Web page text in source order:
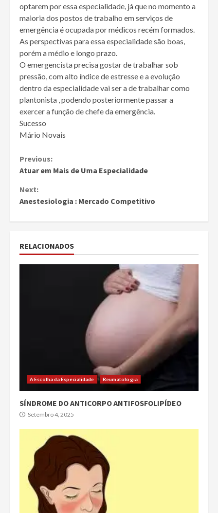
optarem por essa especialidade, já que no momento a
maioria dos postos de trabalho em serviços de
emergência é ocupada por médicos recém formados.
As perspectivas para essa especialidade são boas,
porém a médio e longo prazo.
O emergencista precisa gostar de trabalhar sob
pressão, com alto índice de estresse e a evolução
dentro da especialidade vai ser a de trabalhar como
plantonista , podendo posteriormente passar a
exercer a função de chefe da emergência.
Sucesso
Mário Novais
Continue
Previous:
Atuar em Mais de Uma Especialidade
Next:
Anestesiologia : Mercado Competitivo
RELACIONADOS
A Escolha da Especialidade Reumatologia
SÍNDROME DO ANTICORPO ANTIFOSFOLIPÍDEO
Setembro 4, 2025